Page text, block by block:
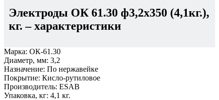
Электроды ОК 61.30 ф3,2х350 (4,1кг.),
кг. – характеристики
Марка: ОК-61.30
Диаметр, мм: 3,2
Назначение: По нержавейке
Покрытие: Кисло-рутиловое
Производитель: ESAB
Упаковка, кг: 4,1 кг.